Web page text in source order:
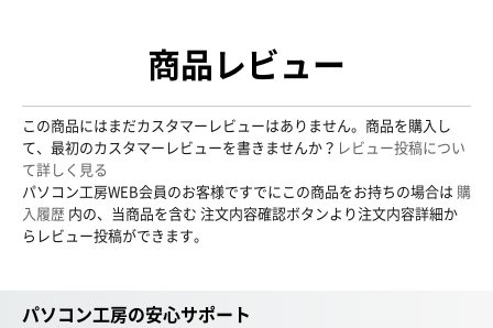
商品レビュー
この商品にはまだカスタマーレビューはありません。商品を購入し
て、最初のカスタマーレビューを書きませんか？ レビュー投稿につい
て詳しく見る
パソコン工房WEB会員のお客様ですでにこの商品をお持ちの場合は 購
入履歴 内の、当商品を含む 注文内容確認ボタンより注文内容詳細か
らレビュー投稿ができます。
パソコン工房の安心サポート